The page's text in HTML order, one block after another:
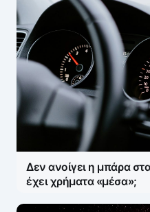
Δεν ανοίγει η μπάρα
έχει χρήματα «μέσα»;